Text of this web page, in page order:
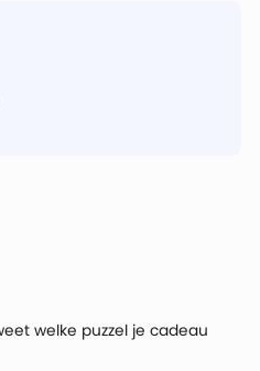
welke puzzel je cadeau